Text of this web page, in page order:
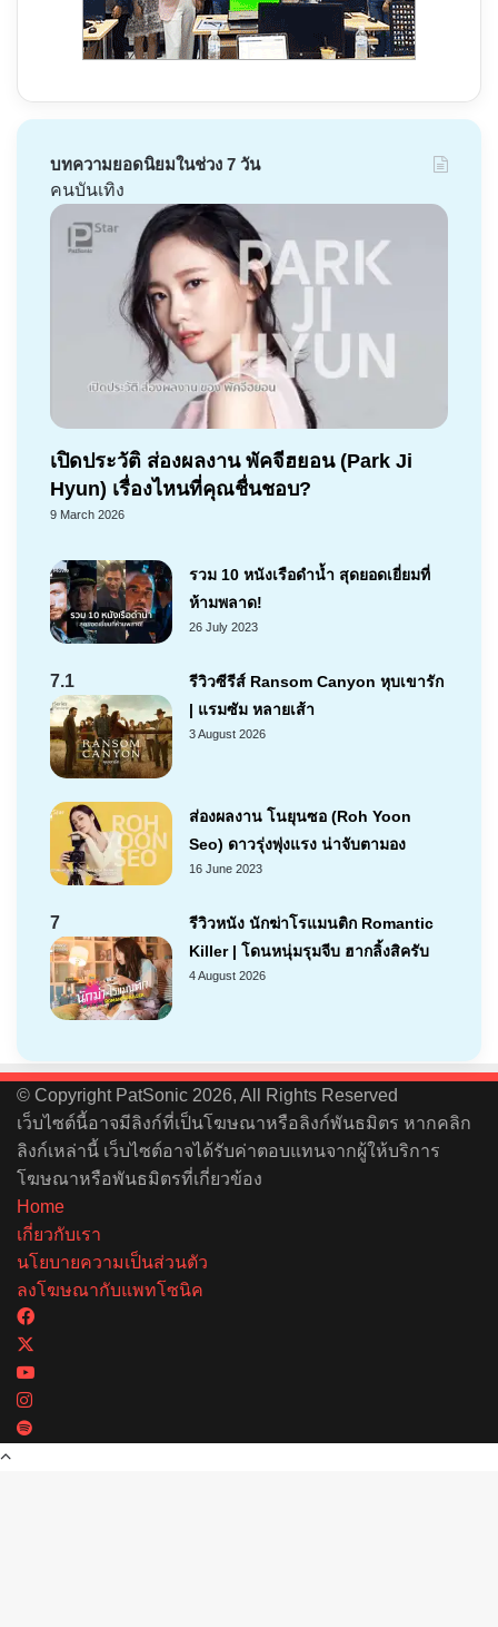
บทความยอดนิยมในช่วง 7 วัน
คนบันเทิง
เปิดประวัติ ส่องผลงาน พัคจีฮยอน (Park Ji
Hyun) เรื่องไหนที่คุณชื่นชอบ?
9 March 2026
รวม 10 หนังเรือดำน้ำ สุดยอดเยี่ยมที่
ห้ามพลาด!
26 July 2023
7.1
รีวิวซีรีส์ Ransom Canyon หุบเขารัก
| แรมซัม หลายเส้า
3 August 2026
ส่องผลงาน โนยุนซอ (Roh Yoon
Seo) ดาวรุ่งพุ่งแรง น่าจับตามอง
16 June 2023
7
รีวิวหนัง นักฆ่าโรแมนติก Romantic
Killer | โดนหนุ่มรุมจีบ ฮากลิ้งสิครับ
4 August 2026
© Copyright PatSonic 2026, All Rights Reserved
เว็บไซต์นี้อาจมีลิงก์ที่เป็นโฆษณาหรือลิงก์พันธมิตร หากคลิก
ลิงก์เหล่านี้ เว็บไซต์อาจได้รับค่าตอบแทนจากผู้ให้บริการ
โฆษณาหรือพันธมิตรที่เกี่ยวข้อง
Home
เกี่ยวกับเรา
นโยบายความเป็นส่วนตัว
ลงโฆษณากับแพทโซนิค